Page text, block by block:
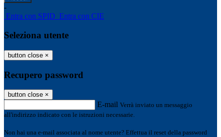
-
Entra con SPID Entra con CIE
Seleziona utente
button close ×
Recupero password
button close ×
E-mail Verrà inviato un messaggio
all'indirizzo indicato con le istruzioni necessarie.
Non hai una e-mail associata al nome utente? Effettua il reset della password